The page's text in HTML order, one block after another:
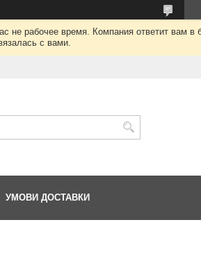
не рабочее время. Компания ответит вам
с вами.
УМОВИ ДОСТАВКИ